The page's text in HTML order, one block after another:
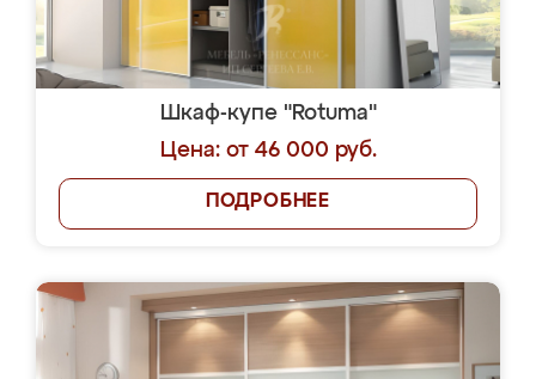
Шкаф-купе "Rotuma"
Цена: от 46 000 руб.
ПОДРОБНЕЕ